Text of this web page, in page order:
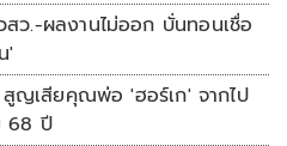
ว.-ผลงานไม่ออก บั่นทอนเชื่อ
'
สูญเสียคุณพ่อ 'ฮอร์เก' จากไป
68 ปี